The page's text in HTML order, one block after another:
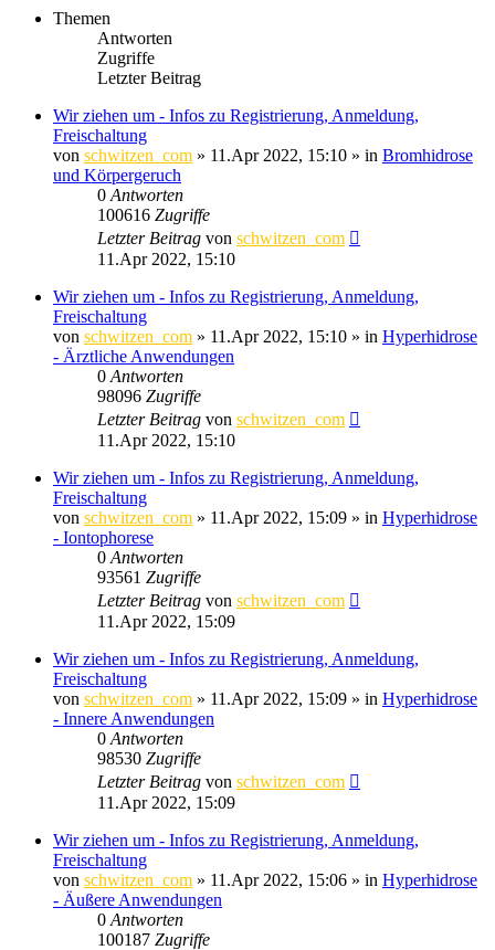
Themen
Antworten
Zugriffe
Letzter Beitrag
Wir ziehen um - Infos zu Registrierung, Anmeldung,
Freischaltung
von schwitzen_com » 11.Apr 2022, 15:10 » in Bromhidrose
und Körpergeruch
0 Antworten
100616 Zugriffe
Letzter Beitrag von schwitzen_com
11.Apr 2022, 15:10
Wir ziehen um - Infos zu Registrierung, Anmeldung,
Freischaltung
von schwitzen_com » 11.Apr 2022, 15:10 » in Hyperhidrose
- Ärztliche Anwendungen
0 Antworten
98096 Zugriffe
Letzter Beitrag von schwitzen_com
11.Apr 2022, 15:10
Wir ziehen um - Infos zu Registrierung, Anmeldung,
Freischaltung
von schwitzen_com » 11.Apr 2022, 15:09 » in Hyperhidrose
- Iontophorese
0 Antworten
93561 Zugriffe
Letzter Beitrag von schwitzen_com
11.Apr 2022, 15:09
Wir ziehen um - Infos zu Registrierung, Anmeldung,
Freischaltung
von schwitzen_com » 11.Apr 2022, 15:09 » in Hyperhidrose
- Innere Anwendungen
0 Antworten
98530 Zugriffe
Letzter Beitrag von schwitzen_com
11.Apr 2022, 15:09
Wir ziehen um - Infos zu Registrierung, Anmeldung,
Freischaltung
von schwitzen_com » 11.Apr 2022, 15:06 » in Hyperhidrose
- Äußere Anwendungen
0 Antworten
100187 Zugriffe